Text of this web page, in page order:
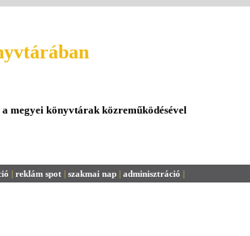
megyei könyvtárak közreműködésével
| reklám spot | szakmai nap | adminisztráció |